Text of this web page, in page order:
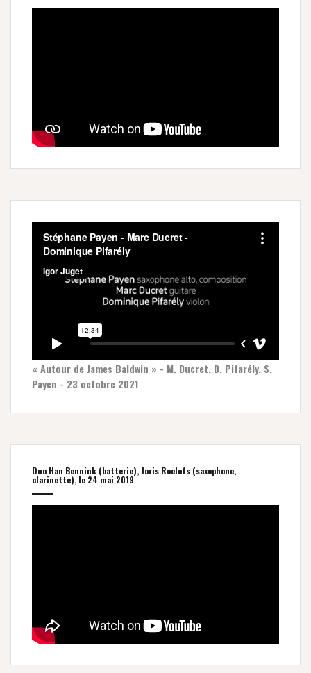
« Autour de James Baldwin » - M. Ducret, D. Pifarély, S.
Payen - 23 octobre 2021
Duo Han Bennink (batterie), Joris Roelofs (saxophone,
clarinette), le 24 mai 2019